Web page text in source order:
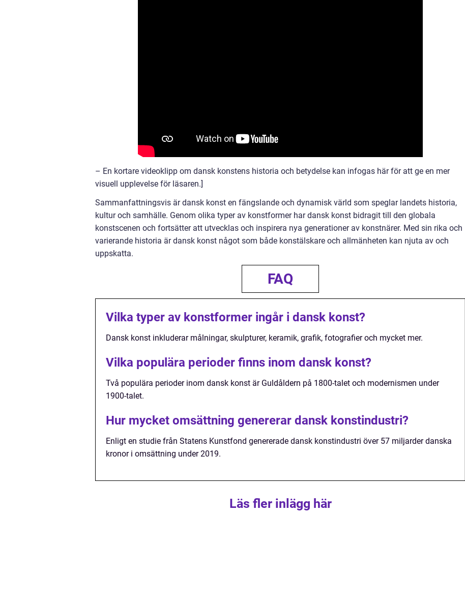
– En kortare videoklipp om dansk konstens historia och betydelse kan infogas här för att ge en mer
visuell upplevelse för läsaren.]
Sammanfattningsvis är dansk konst en fängslande och dynamisk värld som speglar landets historia,
kultur och samhälle. Genom olika typer av konstformer har dansk konst bidragit till den globala
konstscenen och fortsätter att utvecklas och inspirera nya generationer av konstnärer. Med sin rika och
varierande historia är dansk konst något som både konstälskare och allmänheten kan njuta av och
uppskatta.
FAQ
Vilka typer av konstformer ingår i dansk konst?
Dansk konst inkluderar målningar, skulpturer, keramik, grafik, fotografier och mycket mer.
Vilka populära perioder finns inom dansk konst?
Två populära perioder inom dansk konst är Guldåldern på 1800-talet och modernismen under
1900-talet.
Hur mycket omsättning genererar dansk konstindustri?
Enligt en studie från Statens Kunstfond genererade dansk konstindustri över 57 miljarder danska
kronor i omsättning under 2019.
Läs fler inlägg här